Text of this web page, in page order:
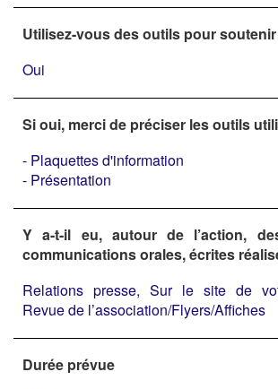
Utilisez-vous des outils pour
Oui
Si oui, merci de préciser les outils
- Plaquettes d'information
- Présentation
Y a-t-il eu, autour de l’action,
communications orales, écrites
Relations presse, Sur le site de
Revue de l’association/Flyers/Affiches
Durée prévue